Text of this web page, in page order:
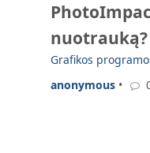
nuotrauką?
Grafikos
anonymous •